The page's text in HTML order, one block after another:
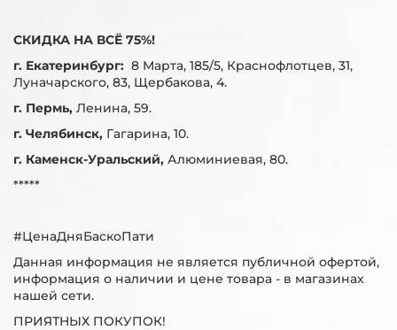
СКИДКА НА ВСЁ 75%!
г. Екатеринбург: 8 Марта, 185/5, Краснофлотцев, 31,
Луначарского, 83, Щербакова, 4.
г. Пермь, Ленина, 59.
г. Челябинск, Гагарина, 10.
г. Каменск-Уральский, Алюминиевая, 80.
*****
#ЦенаДняБаскоПати
Данная информация не является публичной офертой,
информация о наличии и цене товара - в магазинах
нашей сети.
ПРИЯТНЫХ ПОКУПОК!